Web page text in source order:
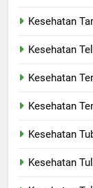
Kesehatan
Kesehatan
Kesehatan
Kesehatan
Kesehatan
Kesehatan